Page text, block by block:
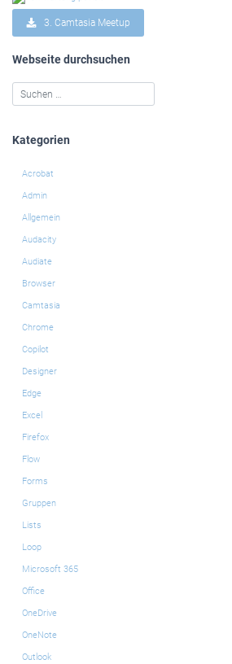
3. Camtasia Meetup
Webseite durchsuchen
Kategorien
Acrobat
Admin
Allgemein
Audacity
Audiate
Browser
Camtasia
Chrome
Copilot
Designer
Edge
Excel
Firefox
Flow
Forms
Gruppen
Lists
Loop
Microsoft 365
Office
OneDrive
OneNote
Outlook